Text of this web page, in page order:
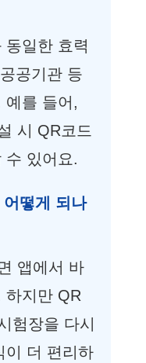
동일한 효력
공기관 등
예를 들어,
시 QR코드
수 있어요.
떻게 되나
앱에서 바
하지만 QR
험장을 다시
이 더 편리하